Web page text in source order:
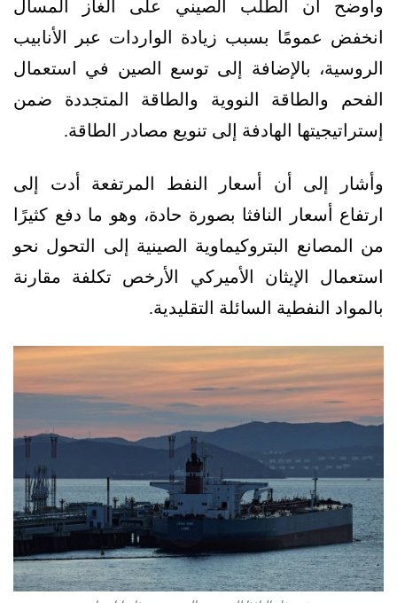
وأوضح أن الطلب الصيني على الغاز المسال
انخفض عمومًا بسبب زيادة الواردات عبر الأنابيب
الروسية، بالإضافة إلى توسع الصين في استعمال
الفحم والطاقة النووية والطاقة المتجددة ضمن
إستراتيجيتها الهادفة إلى تنويع مصادر الطاقة.
وأشار إلى أن أسعار النفط المرتفعة أدت إلى
ارتفاع أسعار النافثا بصورة حادة، وهو ما دفع كثيرًا
من المصانع البتروكيماوية الصينية إلى التحول نحو
استعمال الإيثان الأميركي الأرخص تكلفة مقارنة
بالمواد النفطية السائلة التقليدية.